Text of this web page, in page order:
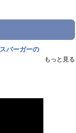
バーガーの
もっと見る